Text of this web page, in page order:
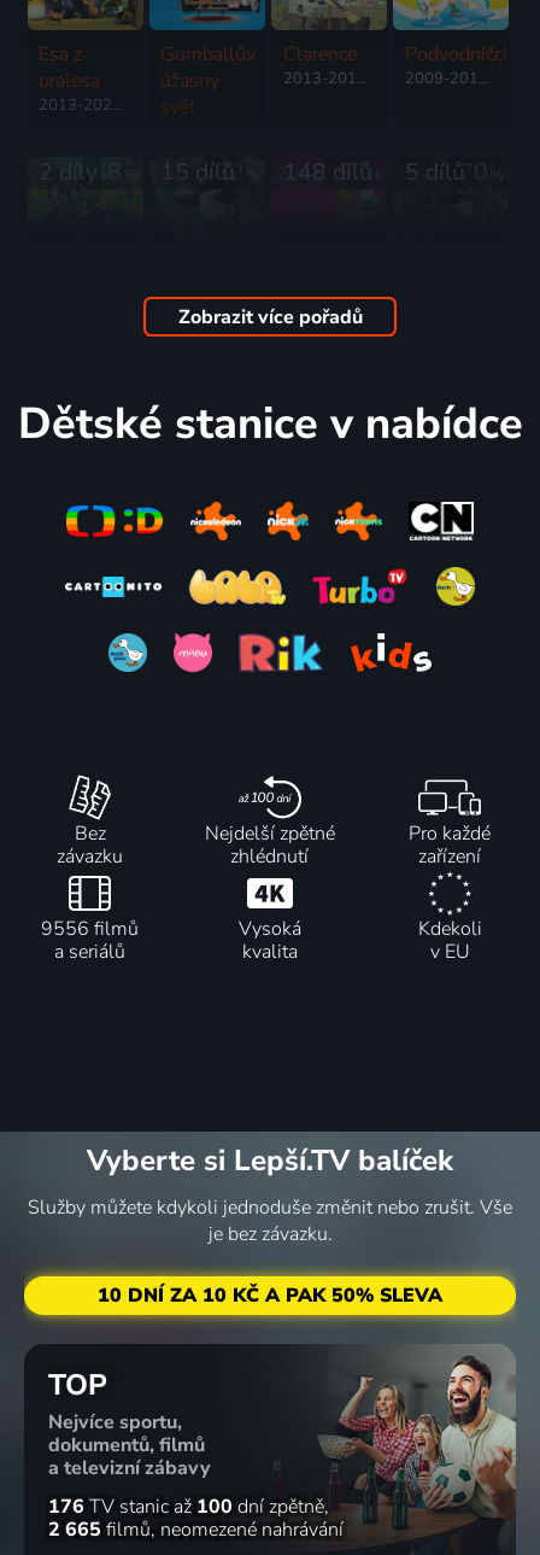
Esa z
pralesa
2013-2020 | Francie, USA | Animovaný, Dobrodružný, Rodinný
Gumballův
úžasný
svět
Clarence
2013-2018 | USA | Animovaný, Dobrodružný, Komedie, Rodinný
Podvodníčci
2009-2015 | USA | Animovaný, Dobrodružný, Hudební, Komedie, Mysteriózní, Pohádka, Rodinný
48
2 díly 32
15 dílů
2013 | USA | Animovaný
87%
148 dílů
2010-2018 | USA | Animovaný, Akční, Dobrodružný, Fantasy, Komedie, Rodinný, Science Fiction
70
5 dílů
2007-2014 | USA | Animovaný, Akční, Hudební, Komedie, Rodinný, Science Fiction 2000-2019 | Kanada, USA | Animovaný, Dobrodružný, Hudební, Komedie, Pohádka, Rodinný, Fantasy 2013-2016 | USA | Animovaný, Fantasy, Komedie, Rodinný
Zobrazit více pořadů
Dětské stanice v nabídce
Bez
závazku
Nejdelší zpětné
zhlédnutí
Pro každé
zařízení
9556 filmů
a seriálů
Vysoká
kvalita
Kdekoli
v EU
Vyberte si Lepší.TV balíček
Služby můžete kdykoli jednoduše změnit nebo zrušit. Vše
je bez závazku.
10 DNÍ ZA 10 KČ A PAK 50% SLEVA
TOP
Nejvíce sportu,
dokumentů, filmů
a televizní zábavy
176 TV stanic až 100 dní zpětně
2 665 filmů neomezené nahrávání